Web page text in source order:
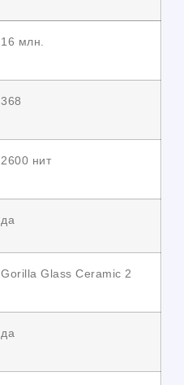
16 млн.
368
2600 нит
да
Gorilla Glass Ceramic 2
да